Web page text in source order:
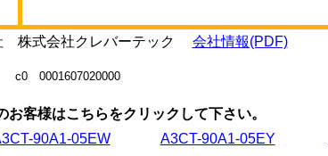
株式会社クレバーテック 会社情報(PDF)
c0 0001607020000
お客様はこちらをクリックして下さい。
90A1-05EW A3CT-90A1-05EY